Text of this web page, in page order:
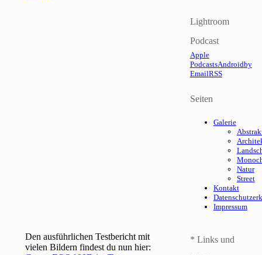
Den ausführlichen Testbericht mit
vielen Bildern findest du nun hier:
Lightroom
Podcast
Apple
PodcastsAndroidby
EmailRSS
Seiten
Galerie
Natur
Street
Kontakt
Impressum
* Links und